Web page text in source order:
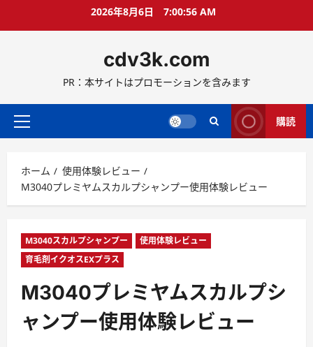
ス
ッ
2026年8月6日 7:00:57 AM
cdv3k.com
PR：本サイトはプロモーションを含みます
メ
メ
ニ
ュ
購読
ホーム
使用体験レビュー
M3040プレミヤムスカルプシャンプー使用体験レビュー
M3040スカルプシャンプー
使用体験レビュー
育毛剤イクオスEXプラス
M3040プレミヤムスカルプシ
ャンプー使用体験レビュー